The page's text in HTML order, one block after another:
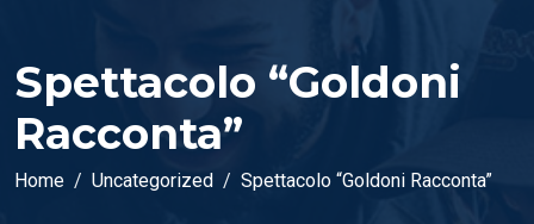
Spettacolo “Goldoni
Racconta”
Home Uncategorized Spettacolo “Goldoni Racconta”